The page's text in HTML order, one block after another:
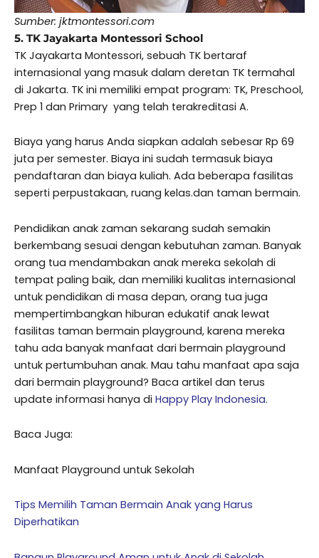
Sumber: jktmontessori.com
5. TK Jayakarta Montessori School
TK Jayakarta Montessori, sebuah TK bertaraf
internasional yang masuk dalam deretan TK termahal
di Jakarta. TK ini memiliki empat program: TK, Preschool,
Prep 1 dan Primary yang telah terakreditasi A.
Biaya yang harus Anda siapkan adalah sebesar Rp 69
juta per semester. Biaya ini sudah termasuk biaya
pendaftaran dan biaya kuliah. Ada beberapa fasilitas
seperti perpustakaan, ruang kelas.dan taman bermain.
Pendidikan anak zaman sekarang sudah semakin
berkembang sesuai dengan kebutuhan zaman. Banyak
orang tua mendambakan anak mereka sekolah di
tempat paling baik, dan memiliki kualitas internasional
untuk pendidikan di masa depan, orang tua juga
mempertimbangkan hiburan edukatif anak lewat
fasilitas taman bermain playground, karena mereka
tahu ada banyak manfaat dari bermain playground
untuk pertumbuhan anak. Mau tahu manfaat apa saja
dari bermain playground? Baca artikel dan terus
update informasi hanya di Happy Play Indonesia.
Baca Juga:
Manfaat Playground untuk Sekolah
Tips Memilih Taman Bermain Anak yang Harus
Diperhatikan